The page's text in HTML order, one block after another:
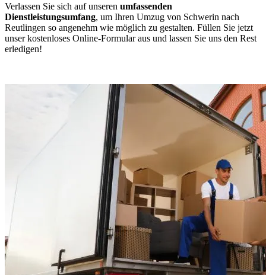
Verlassen Sie sich auf unseren umfassenden
Dienstleistungsumfang, um Ihren Umzug von Schwerin nach
Reutlingen so angenehm wie möglich zu gestalten. Füllen Sie jetzt
unser kostenloses Online-Formular aus und lassen Sie uns den Rest
erledigen!